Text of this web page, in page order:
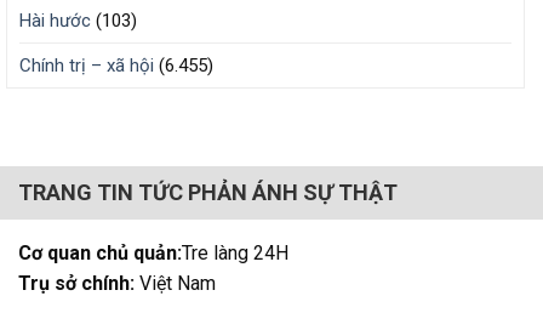
Hài hước (103)
Chính trị – xã hội (6.455)
TRANG TIN TỨC PHẢN ÁNH SỰ THẬT
Cơ quan chủ quản:Tre làng 24H
Trụ sở chính: Việt Nam